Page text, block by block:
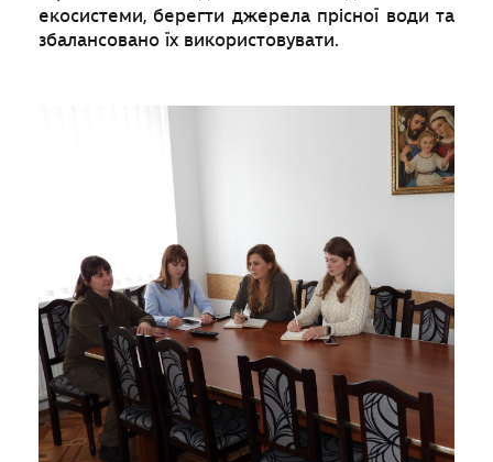
екосистеми, берегти джерела прісної води та
збалансовано їх використовувати.